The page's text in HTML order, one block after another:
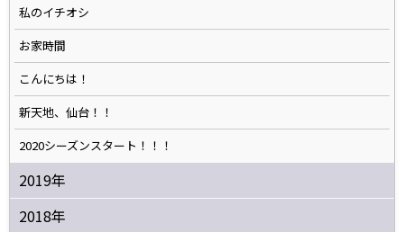
私のイチオシ
お家時間
こんにちは！
新天地、仙台！！
2020シーズンスタート！！！
2019年
2018年